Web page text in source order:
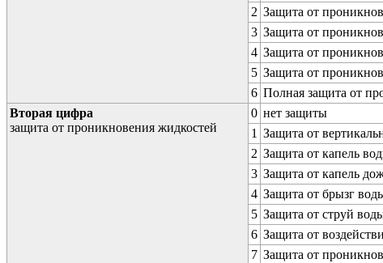
2 Защита от
3 Защита от
4 Защита от
5 Защита от
6 Полная защита от
Вторая цифра
защита от проникновения жидкостей
0 нет защиты
1 Защита от
2 Защита от капель
3 Защита от капель
4 Защита от брызг
5 Защита от струй
6 Защита от
7 Защита от